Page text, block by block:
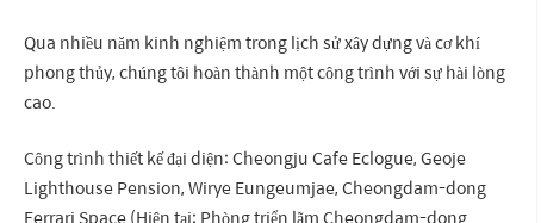
Qua nhiều năm kinh nghiệm trong lịch sử xây dựng và cơ khí
phong thủy, chúng tôi hoàn thành một công trình với sự hài lòng
cao.
Công trình thiết kế đại diện: Cheongju Cafe Eclogue, Geoje
Lighthouse Pension, Wirye Eungeumjae, Cheongdam-dong
Ferrari Space (Hiện tại: Phòng triển lãm Cheongdam-dong